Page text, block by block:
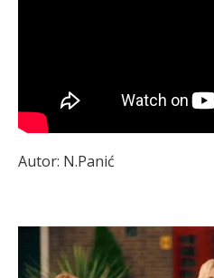
Autor: N.Panić